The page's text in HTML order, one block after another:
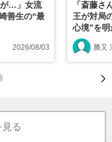
が…」女流
善生の“最
2026/08/03
「斎藤
王が対局
心境”を
勝又
る